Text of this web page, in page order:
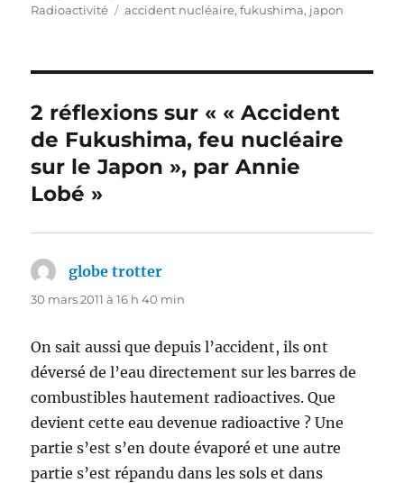
le
Radioactivité
Étiquettes
accident nucléaire,fukushima, japon
2 réflexions sur « « Accident
de Fukushima, feu nucléaire
sur le Japon », par Annie
Lobé »
globe trotter
30 mars 2011 à 16 h 40 min
On sait aussi que depuis l’accident, ils ont
déversé de l’eau directement sur les barres de
combustibles hautement radioactives. Que
devient cette eau devenue radioactive ? Une
partie s’est s’en doute évaporé et une autre
partie s’est répandu dans les sols et dans